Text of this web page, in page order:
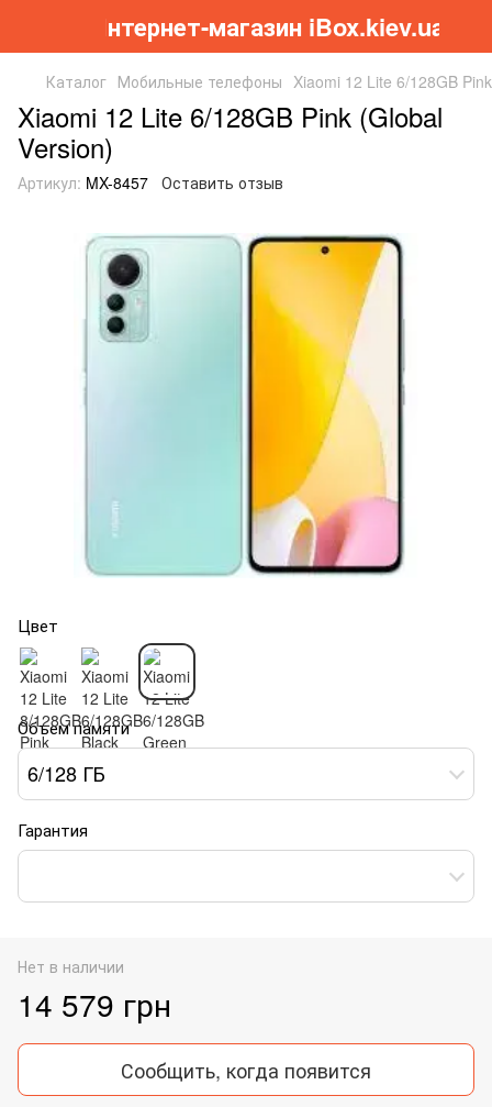
Інтернет-магазин iBox.kiev.ua
Каталог Мобильные телефоны Xiaomi 12 Lite 6/128GB
Xiaomi 12 Lite 6/128GB Pink (Global
Version)
Артикул: MX-8457 Оставить отзыв
Цвет
Объем памяти
6/128 ГБ
Гарантия
Нет в наличии
14 579 грн
Сообщить, когда появится